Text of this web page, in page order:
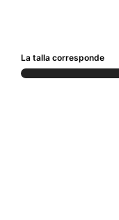
La talla corresponde